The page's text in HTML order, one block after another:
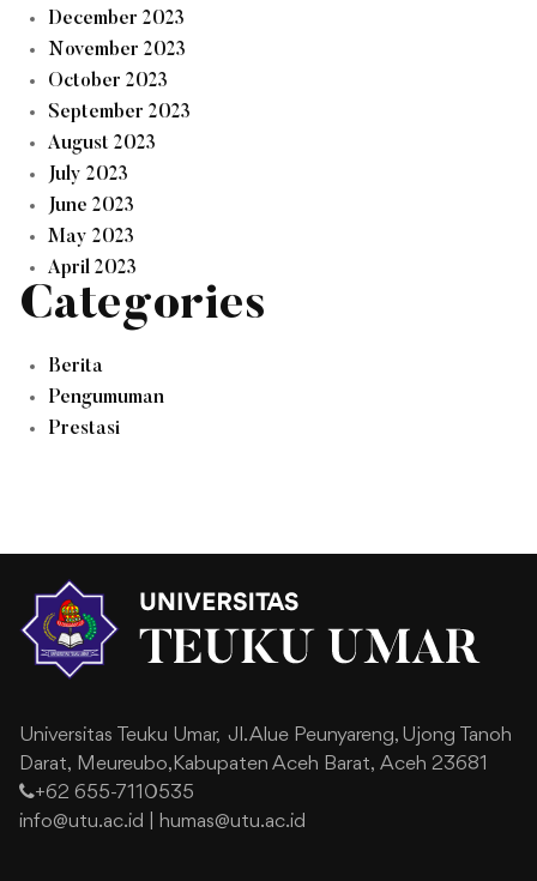
December 2023
November 2023
October 2023
September 2023
August 2023
July 2023
June 2023
May 2023
April 2023
Categories
Berita
Pengumuman
Prestasi
Universitas Teuku Umar, Jl. Alue Peunyareng, Ujong Tanoh
Darat, Meureubo,Kabupaten Aceh Barat, Aceh 23681
+62 655-7110535
info@utu.ac.id
humas@utu.ac.id